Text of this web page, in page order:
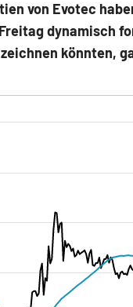
von Evotec
dynamisch
könnten,